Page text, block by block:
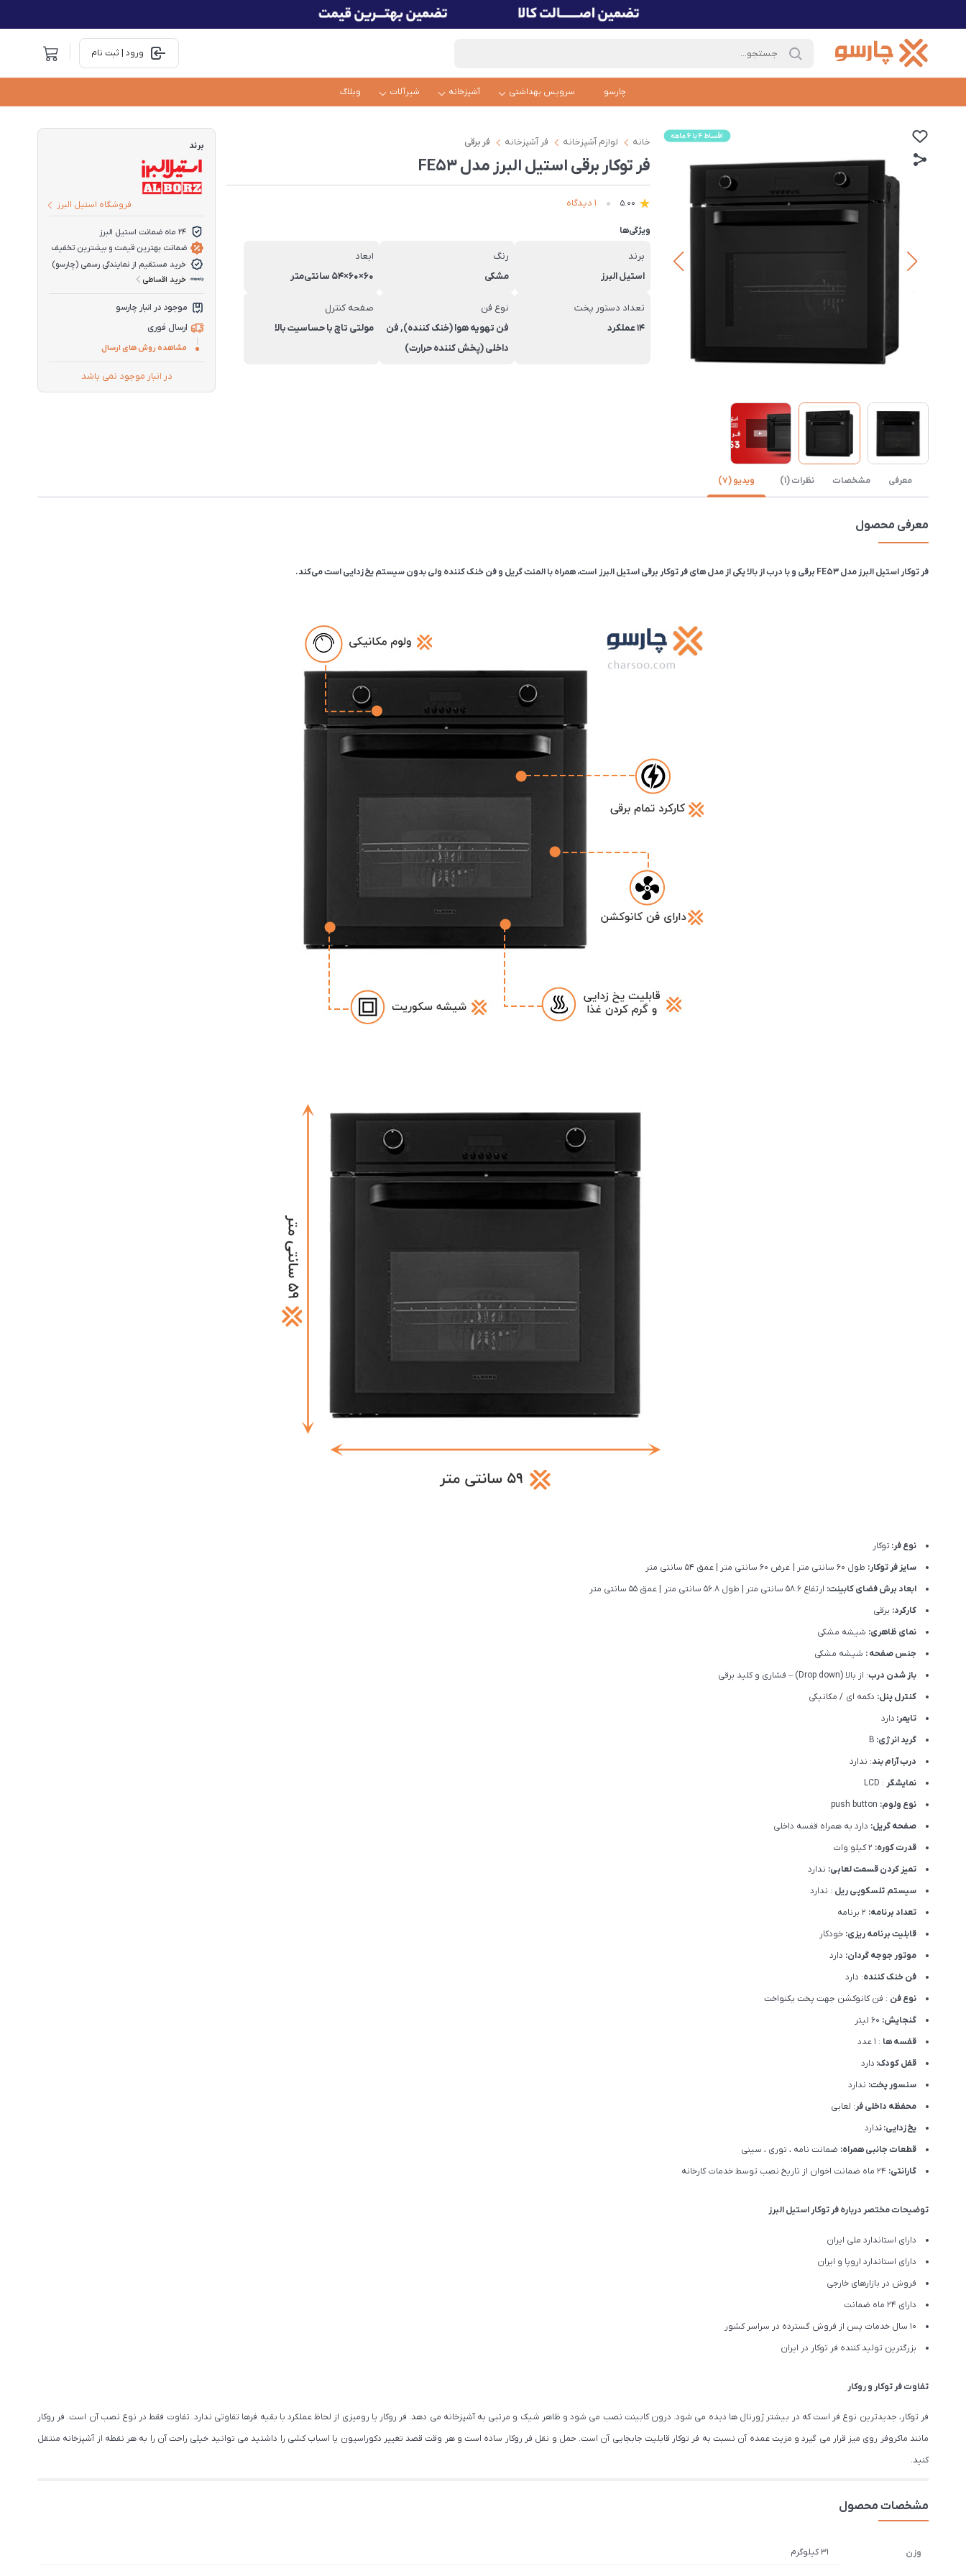
ورود | ثبت نام
چارسو سرویس بهداشتی آشپزخانه شیرآلات وبلاگ
خانه لوازم آشپزخانه فر آشپزخانه فر برقی
فر توکار برقی استیل البرز مدل FE53
5.00 1 دیدگاه
ویژگی‌ها
برند
استیل البرز
رنگ
مشکی
ابعاد
60×60×54 سانتی‌متر
تعداد دستور پخت
14 عملکرد
نوع فن
فن تهویه هوا (خنک کننده), فن
داخلی (پخش کننده حرارت)
صفحه کنترل
مولتی تاچ با حساسیت بالا
برند
فروشگاه استیل البرز
24 ماه ضمانت استیل البرز
ضمانت بهترین قیمت و بیشترین تخفیف
خرید مستقیم از نمایندگی رسمی (چارسو)
خرید اقساطی
موجود در انبار چارسو
ارسال فوری
مشاهده روش های ارسال
در انبار موجود نمی باشد
معرفی مشخصات نظرات (1) ویدیو (7)
معرفی محصول
فر توکار استیل البرز مدل FE53 برقی و با درب از بالا یکی از مدل های فر توکار برقی استیل البرز است، همراه با المنت گریل و فن خنک کننده ولی بدون سیستم یخ زدایی است می‌کند.
نوع فر: توکار
سایز فر توکار: طول 60 سانتی متر | عرض 60 سانتی متر | عمق 54 سانتی متر
ابعاد برش فضای کابینت: ارتفاع 58.6 سانتی متر | طول 56.8 سانتی متر | عمق 55 سانتی متر
کارکرد: برقی
نمای ظاهری: شیشه مشکی
جنس صفحه : شیشه مشکی
باز شدن درب: از بالا (Drop down) – فشاری و کلید برقی
کنترل پنل: دکمه ای / مکانیکی
تایمر: دارد
گرید انرژی: B
درب آرام بند: ندارد
نمایشگر : LCD
نوع ولوم:
صفحه گریل: دارد به همراه قفسه داخلی
قدرت کوره:
تمیز کردن قسمت لعابی: ندارد
سیستم تلسکوپی ریل : ندارد
تعداد برنامه:
قابلیت برنامه ریزی: خودکار
موتور جوجه گردان: دارد
فن خنک کننده: دارد
نوع فن : فن کانوکشن جهت پخت یکنواخت
گنجایش:
قفسه ها : 1 عدد
قفل کودک: دارد
سنسور پخت: ندارد
محفظه داخلی فر: لعابی
یخ زدایی: ندارد
قطعات جانبی همراه: ضمانت نامه ، توری ، سینی
گارانتی:
توضیحات مختصر درباره فر توکار استیل البرز
دارای استاندارد ملی ایران
دارای استاندارد اروپا و ایران
فروش در بازارهای خارجی
دارای 24 ماه ضمانت
10 سال خدمات پس از فروش گسترده در سراسر کشور
بزرگترین تولید کننده فر توکار در ایران
تفاوت فر توکار و روکار
فر توکار، جدیدترین نوع فر است که در بیشتر ژورنال ها دیده می شود. درون کابینت نصب می شود و ظاهر شیک و مرتبی به آشپزخانه می دهد. فر روکار یا رومیزی از لحاظ عملکرد با بقیه فرها تفاوتی ندارد. تفاوت فقط در نوع نصب آن است. فر روکار
مانند ماکروفر روی میز قرار می گیرد و مزیت عمده آن نسبت به فر توکار قابلیت جابجایی آن است. حمل و نقل فر روکار ساده است و هر وقت قصد تغییر دکوراسیون یا اسباب کشی را داشتید می توانید خیلی راحت آن را به هر نقطه از آشپزخانه منتقل
کنید.
مشخصات محصول
وزن 31 کیلوگرم